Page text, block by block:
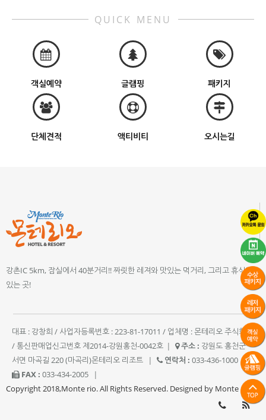
QUICK MENU
객실예약 글램핑 패키지
단체견적 액티비티 오시는길
강촌IC 5km, 잠실에서 40분거리!! 짜릿한 레져와 맛있는 먹거리, 그리고 휴식이
있는 곳!
대표 : 강창희 / 사업자등록번호 : 223-81-17011 / 업체명 : 몬테리오 주식회사
/ 통신판매업신고번호 제2014-강원홍천-0042호 | 주소 : 강원도 홍천군
서면 마곡길 220 (마곡리)몬테리오 리조트
| 연락처 : 033-436-1000
|
FAX : 033-434-2005
|
Copyright 2018,Monte rio. All Rights Reserved. Designed by Monte rio.